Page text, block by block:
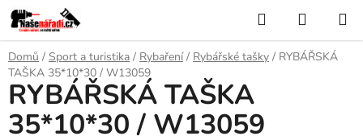
Přejít
na
obsah
Hledat
KOŠÍK
Domů / Sport a turistika / Rybaření / Rybářské tašky / RYBÁŘSKÁ
TAŠKA 35*10*30 / W13059
RYBÁŘSKÁ TAŠKA
35*10*30 / W13059